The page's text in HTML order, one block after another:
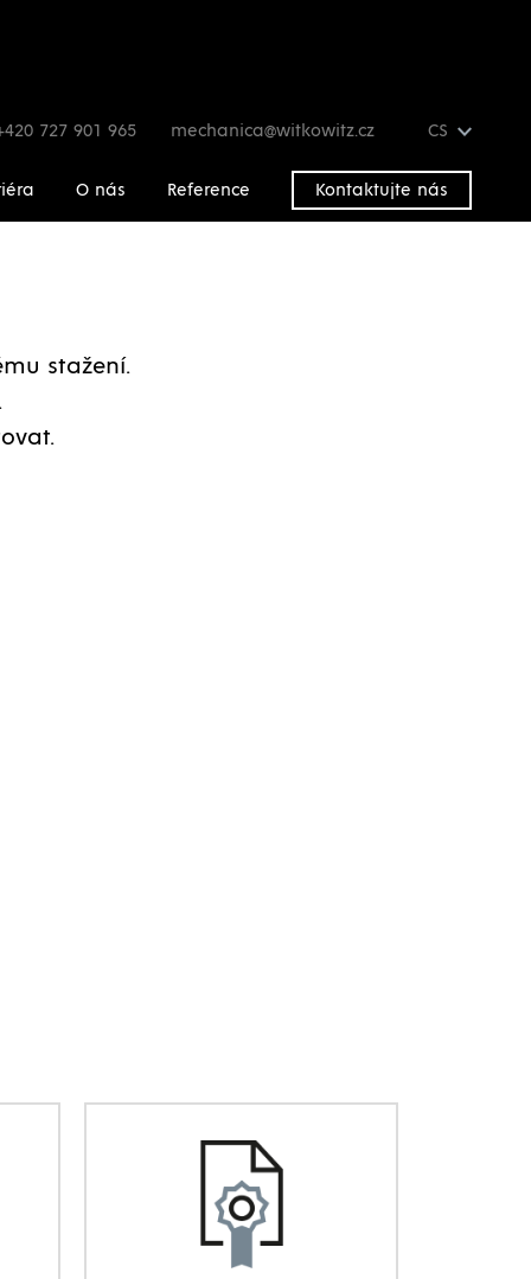
727 901 965 mechanica@witkowitz.cz CS
O nás Reference Kontaktujte nás
stažení.